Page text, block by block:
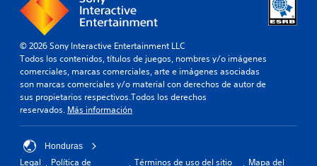
© 2026 Sony Interactive Entertainment LLC
Todos los contenidos, títulos de juegos, nombres y/o imágenes
comerciales, marcas comerciales, arte e imágenes asociadas
son marcas comerciales y/o material con derechos de autor de
sus propietarios respectivos.Todos los derechos
reservados. Más información
Honduras
Legal
Política de
Términos de uso del sitio
Mapa del